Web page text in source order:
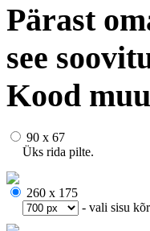
Pärast
see
Kood
90 x 67
Üks rida pilte.
260 x 175
- vali sisu